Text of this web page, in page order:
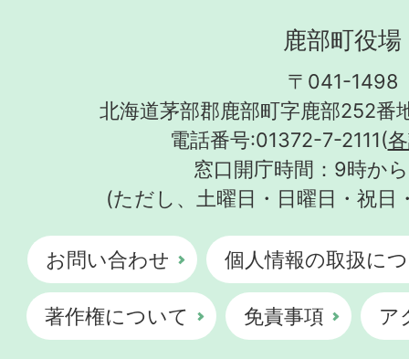
鹿部町役場
〒041-1498
北海道茅部郡鹿部町字鹿部252番
電話番号:01372-7-2111(
窓口開庁時間：9時か
(ただし、土曜日・日曜日・祝日
お問い合わせ 個人情報の取扱に
著作権について 免責事項 ア